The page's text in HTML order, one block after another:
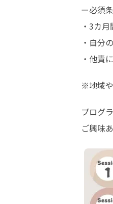
ー必須
・3カ
・自分
・他責
※地域
プログ
ご興味